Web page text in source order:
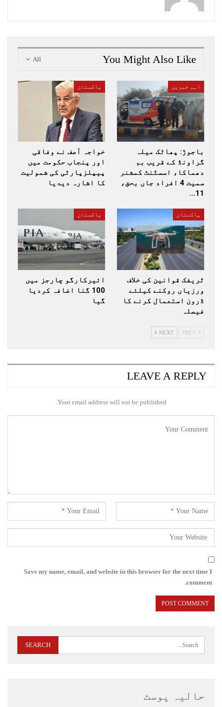
All You Might Also Like
اہم خبریں
باجوڑ: پھاٹک میلہ
گراونڈ کے قریب بم
دھماکا، اسسٹنٹ کمشنر
سمیت 4 افراد جاں بحق،
11…
پاکستان
خواجہ آصف نے وفاقی
اور پنجاب حکومت میں
پیپلزپارٹی کی شمولیت
کا اشارہ دیدیا
پاکستان
ٹریفک قوانین کی خلاف
ورزیاں روکنے کیلئے
ڈرون استعمال کرنے کا
فیصلہ
پاکستان
ائیرکارگو چارجز میں
100 گنا اضافہ کردیا
گیا
NEXT
LEAVE A REPLY
Your email address will not be published.
Save my name, email, and website in this browser for the next time I
comment.
حالیہ پوسٹ